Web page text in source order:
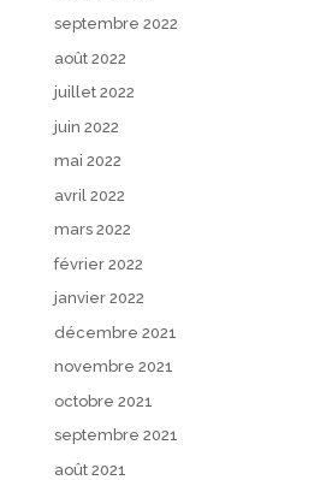
septembre 2022
août 2022
juillet 2022
juin 2022
mai 2022
avril 2022
mars 2022
février 2022
janvier 2022
décembre 2021
novembre 2021
octobre 2021
septembre 2021
août 2021